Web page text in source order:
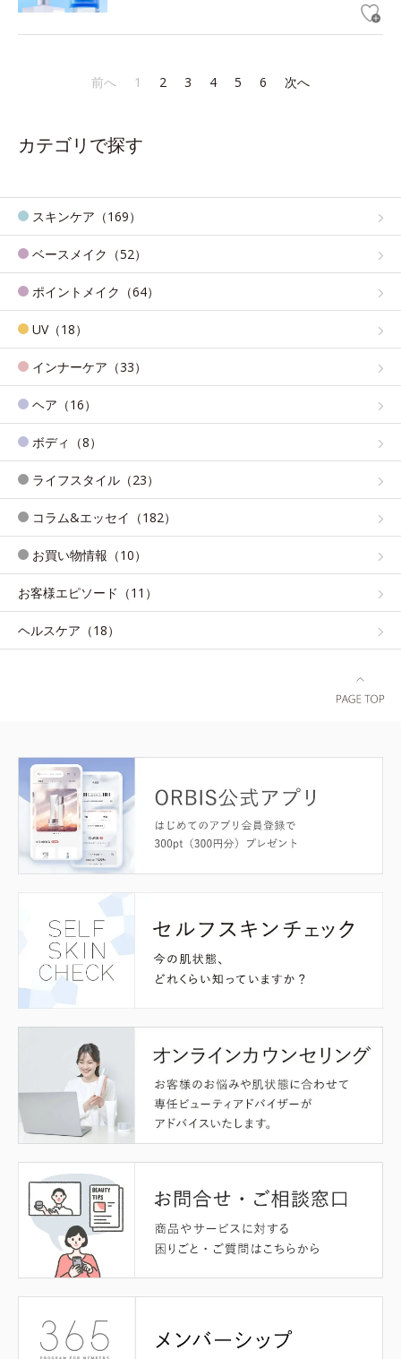
前へ 1 2 3 4 5 6 次へ
カテゴリで探す
スキンケア（169）
ベースメイク（52）
ポイントメイク（64）
UV（18）
インナーケア（33）
ヘア（16）
ボディ（8）
ライフスタイル（23）
コラム&エッセイ（182）
お買い物情報（10）
お客様エピソード（11）
ヘルスケア（18）